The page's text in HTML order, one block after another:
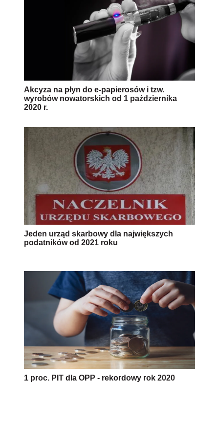
Akcyza na płyn do e-papierosów i tzw.
wyrobów nowatorskich od 1 października
2020 r.
Jeden urząd skarbowy dla największych
podatników od 2021 roku
1 proc. PIT dla OPP - rekordowy rok 2020